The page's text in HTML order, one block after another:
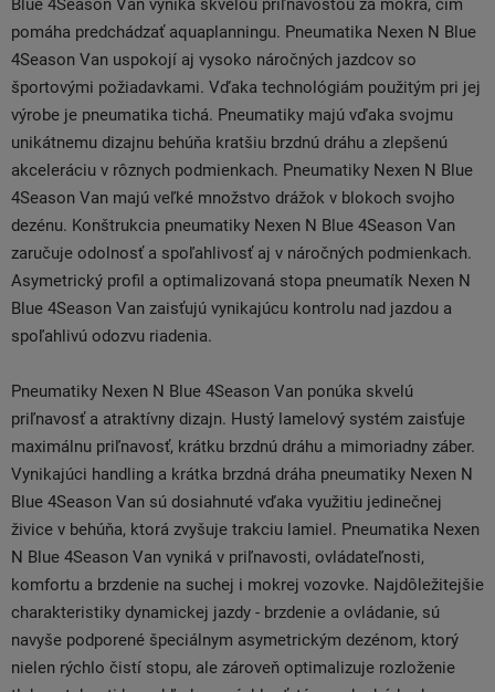
Blue 4Season Van vyniká skvelou priľnavosťou za mokra, čím
pomáha predchádzať aquaplanningu. Pneumatika Nexen N Blue
4Season Van uspokojí aj vysoko náročných jazdcov so
športovými požiadavkami. Vďaka technológiám použitým pri jej
výrobe je pneumatika tichá. Pneumatiky majú vďaka svojmu
unikátnemu dizajnu behúňa kratšiu brzdnú dráhu a zlepšenú
akceleráciu v rôznych podmienkach. Pneumatiky Nexen N Blue
4Season Van majú veľké množstvo drážok v blokoch svojho
dezénu. Konštrukcia pneumatiky Nexen N Blue 4Season Van
zaručuje odolnosť a spoľahlivosť aj v náročných podmienkach.
Asymetrický profil a optimalizovaná stopa pneumatík Nexen N
Blue 4Season Van zaisťujú vynikajúcu kontrolu nad jazdou a
spoľahlivú odozvu riadenia.
Pneumatiky Nexen N Blue 4Season Van ponúka skvelú
priľnavosť a atraktívny dizajn. Hustý lamelový systém zaisťuje
maximálnu priľnavosť, krátku brzdnú dráhu a mimoriadny záber.
Vynikajúci handling a krátka brzdná dráha pneumatiky Nexen N
Blue 4Season Van sú dosiahnuté vďaka využitiu jedinečnej
živice v behúňa, ktorá zvyšuje trakciu lamiel. Pneumatika Nexen
N Blue 4Season Van vyniká v priľnavosti, ovládateľnosti,
komfortu a brzdenie na suchej i mokrej vozovke. Najdôležitejšie
charakteristiky dynamickej jazdy - brzdenie a ovládanie, sú
navyše podporené špeciálnym asymetrickým dezénom, ktorý
nielen rýchlo čistí stopu, ale zároveň optimalizuje rozloženie